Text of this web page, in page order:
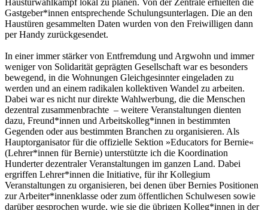
Haustürwahlkampf lokal zu planen. Von der Zentrale erhielten die
Gastgeber*innen entsprechende Schulungsunterlagen. Die an den
Haustüren gesammelten Daten wurden von den Freiwilligen dann
per Handy zurückgesendet.
In einer immer stärker von Entfremdung und Argwohn und immer
weniger von Solidarität geprägten Gesellschaft war es besonders
bewegend, in die Wohnungen Gleichgesinnter eingeladen zu
werden und an einem radikalen kollektiven Wandel zu arbeiten.
Dabei war es nicht nur direkte Wahlwerbung, die die Menschen
dezentral zusammenbrachte – weitere Veranstaltungen dienten
dazu, Freund*innen und Arbeitskolleg*innen in bestimmten
Gegenden oder aus bestimmten Branchen zu organisieren. Als
Hauptorganisator für die offizielle Sektion »Educators for Bernie«
(Lehrer*innen für Bernie) unterstützte ich die Koordination
Hunderter dezentraler Veranstaltungen im ganzen Land. Dabei
ergriffen Lehrer*innen die Initiative, für ihr Kollegium
Veranstaltungen zu organisieren, bei denen über Bernies Positionen
zur Arbeiter*innenklasse oder zum öffentlichen Schulwesen sowie
darüber gesprochen wurde, wie sie die übrigen Kolleg*innen in der